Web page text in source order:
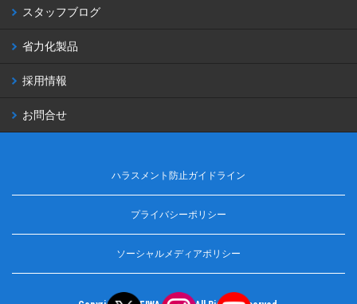
スタッフブログ
省力化製品
採用情報
お問合せ
ハラスメント防止ガイドライン
プライバシーポリシー
ソーシャルメディアポリシー